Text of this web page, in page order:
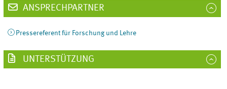
ANSPRECHPARTNER
Pressereferent für Forschung und Lehre
UNTERSTÜTZUNG